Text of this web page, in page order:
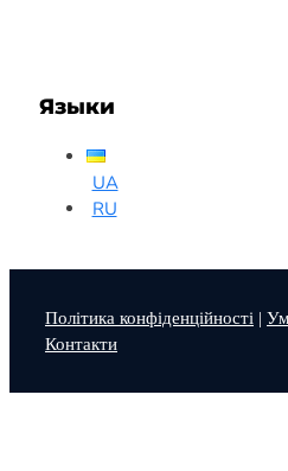
Языки
UA
RU
Політика конфіденційності |
Контакти